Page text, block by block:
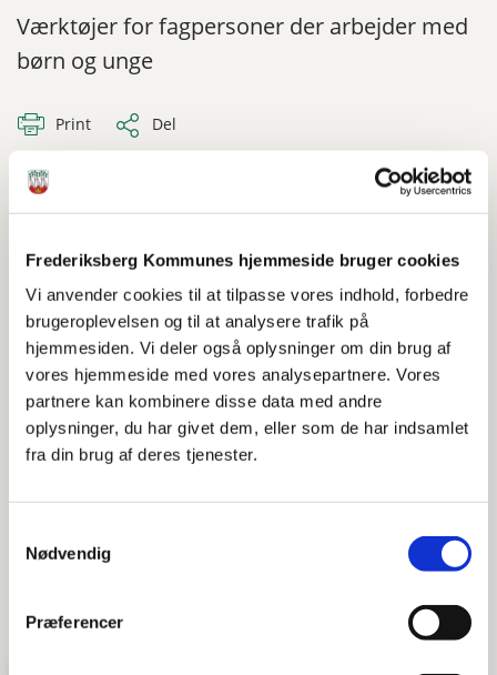
Frederiksberg Kommunes hjemmeside bruger cookies
Vi anvender cookies til at tilpasse vores indhold, forbedre
brugeroplevelsen og til at analysere trafik på
hjemmesiden. Vi deler også oplysninger om din brug af
vores hjemmeside med vores analysepartnere. Vores
partnere kan kombinere disse data med andre
oplysninger, du har givet dem, eller som de har indsamlet
fra din brug af deres tjenester.
Nødvendig
Præferencer
Værktøjer for fagpersoner der arbejder med
børn og unge
Print Del
Trivselslinealen er et redskab for fagpersoner til at
vurdere hvor udsat et barn eller en ung er i sin
Trivselslineal
Indsatstrappen er et overblik for fagpersoner og viser
de forskellige typer af indsatser i forhold til graden af
indgriben i hverdagen.
Indsatstrappe